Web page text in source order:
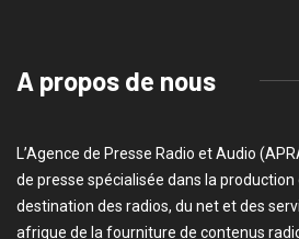
A propos de nous
L’Agence de Presse Radio et Audio
de presse spécialisée dans la
destination des radios, du net et des
afrique de la fourniture de contenus